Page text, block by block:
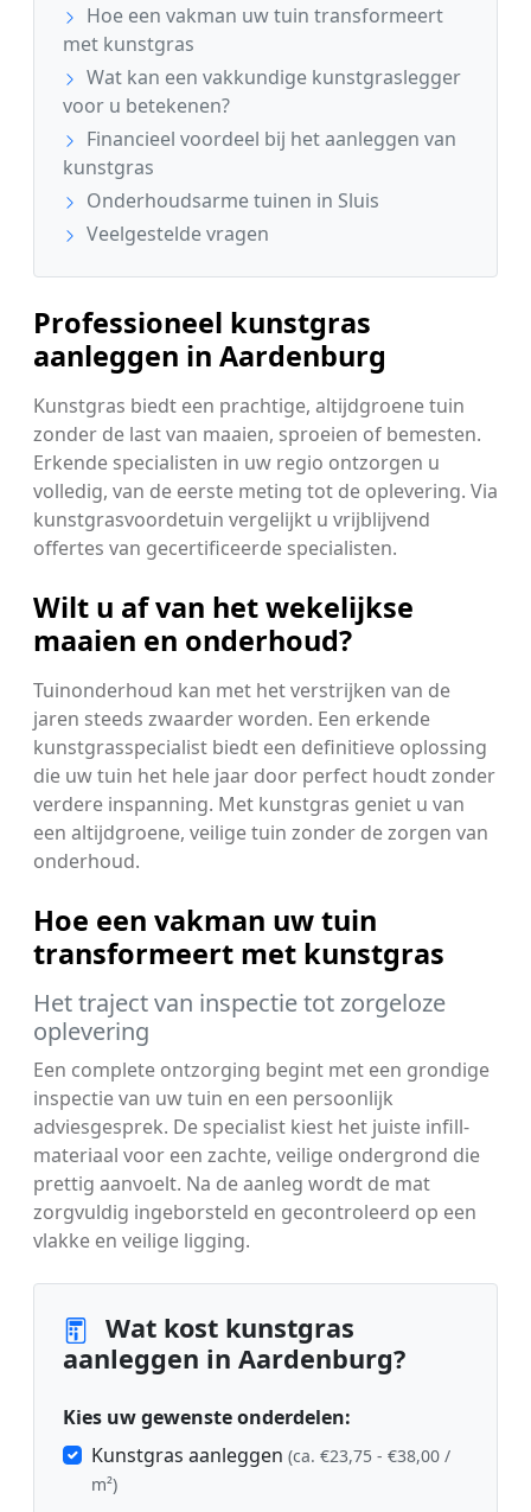
Hoe een vakman uw tuin transformeert
met kunstgras
Wat kan een vakkundige kunstgraslegger
voor u betekenen?
Financieel voordeel bij het aanleggen van
kunstgras
Onderhoudsarme tuinen in Sluis
Veelgestelde vragen
Professioneel kunstgras
aanleggen in Aardenburg
Kunstgras biedt een prachtige, altijdgroene tuin
zonder de last van maaien, sproeien of bemesten.
Erkende specialisten in uw regio ontzorgen u
volledig, van de eerste meting tot de oplevering. Via
kunstgrasvoordetuin vergelijkt u vrijblijvend
offertes van gecertificeerde specialisten.
Wilt u af van het wekelijkse
maaien en onderhoud?
Tuinonderhoud kan met het verstrijken van de
jaren steeds zwaarder worden. Een erkende
kunstgrasspecialist biedt een definitieve oplossing
die uw tuin het hele jaar door perfect houdt zonder
verdere inspanning. Met kunstgras geniet u van
een altijdgroene, veilige tuin zonder de zorgen van
onderhoud.
Hoe een vakman uw tuin
transformeert met kunstgras
Het traject van inspectie tot zorgeloze
oplevering
Een complete ontzorging begint met een grondige
inspectie van uw tuin en een persoonlijk
adviesgesprek. De specialist kiest het juiste infill-
materiaal voor een zachte, veilige ondergrond die
prettig aanvoelt. Na de aanleg wordt de mat
zorgvuldig ingeborsteld en gecontroleerd op een
vlakke en veilige ligging.
Wat kost kunstgras
aanleggen in Aardenburg?
Kies uw gewenste onderdelen:
Kunstgras aanleggen (ca. €23,75 - €38,00 /
m²)